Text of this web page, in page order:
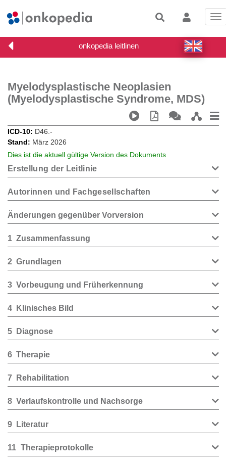
Myelodysplastische Neoplasien
(Myelodysplastische Syndrome, MDS)
ICD-10
D46.-
Stand
März 2026
Dies ist die aktuell gültige Version des Dokuments
Erstellung der Leitlinie
Autorinnen und Fachgesellschaften
Änderungen gegenüber Vorversion
1 Zusammenfassung
2 Grundlagen
3 Vorbeugung und Früherkennung
4 Klinisches Bild
5 Diagnose
6 Therapie
7 Rehabilitation
8 Verlaufskontrolle und Nachsorge
9 Literatur
11 Therapieprotokolle